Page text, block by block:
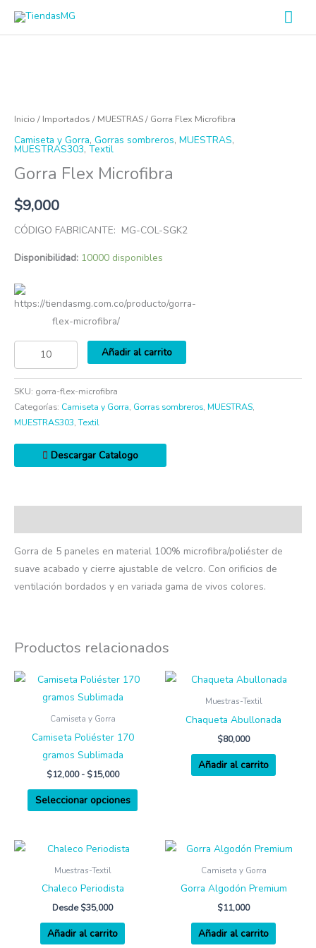
Inicio / Importados / MUESTRAS/ Gorra Flex Microfibra
Camiseta y Gorra, Gorras sombreros, MUESTRAS,
MUESTRAS303, Textil
Gorra Flex Microfibra
$9,000
CÓDIGO FABRICANTE: MG-COL-SGK2
Disponibilidad: 10000 disponibles
https://tiendasmg.com.co/producto/gorra-
flex-microfibra/
Microfibra
cantidad
Añadir al carrito
SKU: gorra-flex-microfibra
Categorías: Camiseta y Gorra, Gorras sombreros, MUESTRAS,
MUESTRAS303,Textil
Descargar Catalogo
Gorra de 5 paneles en material 100% microfibra/poliéster de
suave acabado y cierre ajustable de velcro. Con orificios de
ventilación bordados y en variada gama de vivos colores.
Productos relacionados
Camiseta y Gorra
Camiseta Poliéster 170
gramos Sublimada
$12,000 - $15,000
Rango
precios:
hasta
$15,000
Seleccionar opciones
Este
Muestras-Textil
Chaqueta Abullonada
$80,000
Añadir al carrito
Muestras-Textil
Chaleco Periodista
Desde$35,000
Añadir al carrito
Camiseta y Gorra
Gorra Algodón Premium
$11,000
Añadir al carrito